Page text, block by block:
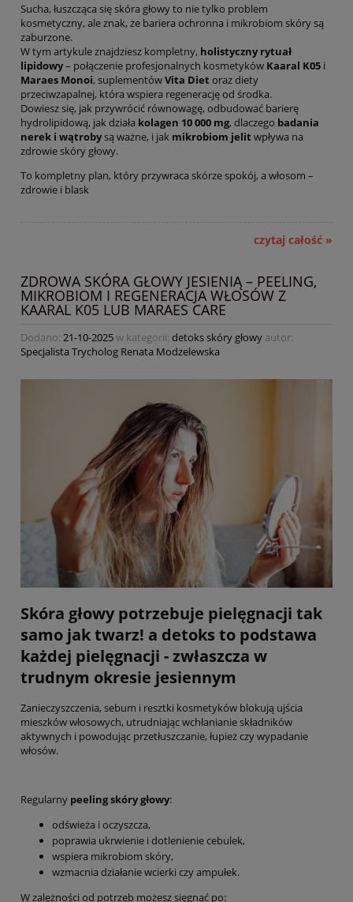
Sucha, łuszcząca się skóra głowy to nie tylko problem
kosmetyczny, ale znak, że bariera ochronna i mikrobiom skóry są
zaburzone.
W tym artykule znajdziesz kompletny, holistyczny rytuał
lipidowy– połączenie profesjonalnych kosmetyków Kaaral K05 i
Maraes Monoi, suplementówVita Diet oraz diety
przeciwzapalnej, która wspiera regenerację od środka.
Dowiesz się, jak przywrócić równowagę, odbudować barierę
hydrolipidową, jak działa kolagen 10 000 mg, dlaczego badania
nerek i wątrobysą ważne, i jak mikrobiom jelit wpływa na
zdrowie skóry głowy.
To kompletny plan, który przywraca skórze spokój, a włosom –
zdrowie i blask
czytaj całość »
ZDROWA SKÓRA GŁOWY JESIENIĄ – PEELING,
MIKROBIOM I REGENERACJA WŁOSÓW Z
KAARAL K05 LUB MARAES CARE
Dodano: 21-10-2025w kategorii: detoks skóry głowy autor:
Specjalista Trycholog Renata Modzelewska
Skóra głowy potrzebuje pielęgnacji tak
samo jak twarz! a detoks to podstawa
każdej pielęgnacji - zwłaszcza w
trudnym okresie jesiennym
Zanieczyszczenia, sebum i resztki kosmetyków blokują ujścia
mieszków włosowych, utrudniając wchłanianie składników
aktywnych i powodując przetłuszczanie, łupież czy wypadanie
włosów.
Regularny peeling skóry głowy:
odświeża i oczyszcza,
poprawia ukrwienie i dotlenienie cebulek,
wspiera mikrobiom skóry,
wzmacnia działanie wcierki czy ampułek.
W zależności od potrzeb możesz sięgnąć po: